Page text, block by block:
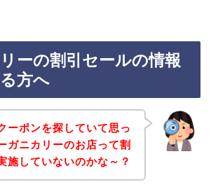
ーの割引セールの情報
方へ
ーポンを探していて思っ
ガニカリーのお店って割
施していないのかな～？